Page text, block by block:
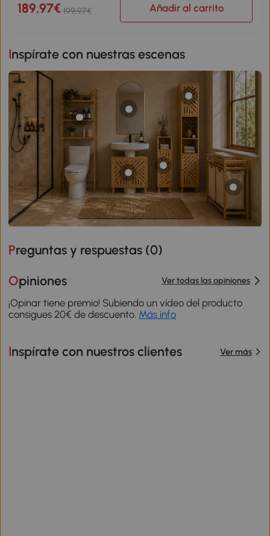
189,97€ 199,97€ Añadir al carrito
Inspírate con nuestras escenas
Preguntas y respuestas (0)
Opiniones Ver todas las opiniones
¡Opinar tiene premio! Subiendo un vídeo del producto
consigues 20€ de descuento. Más info
Inspírate con nuestros clientes Ver más